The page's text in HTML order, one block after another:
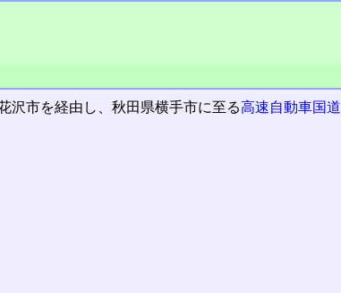
沢市を経由し、秋田県横手市に至る高速自動車国道